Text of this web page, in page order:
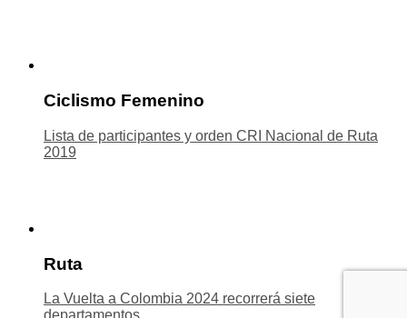
Ciclismo Femenino
Lista de participantes y orden CRI Nacional de Ruta
2019
Ruta
La Vuelta a Colombia 2024 recorrerá siete